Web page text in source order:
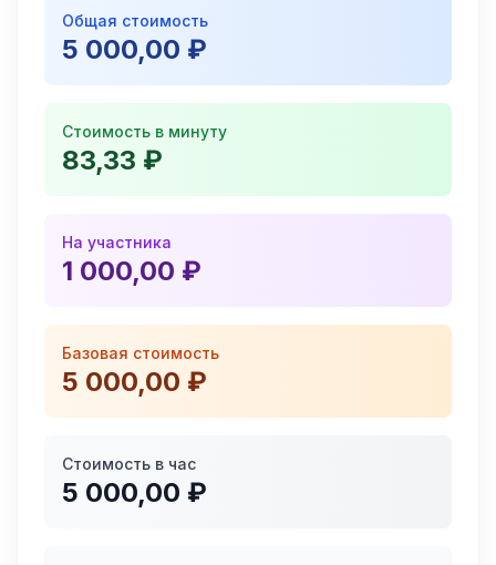
Общая стоимость
5 000,00 ₽
Стоимость в минуту
83,33 ₽
На участника
1 000,00 ₽
Базовая стоимость
5 000,00 ₽
Стоимость в час
5 000,00 ₽